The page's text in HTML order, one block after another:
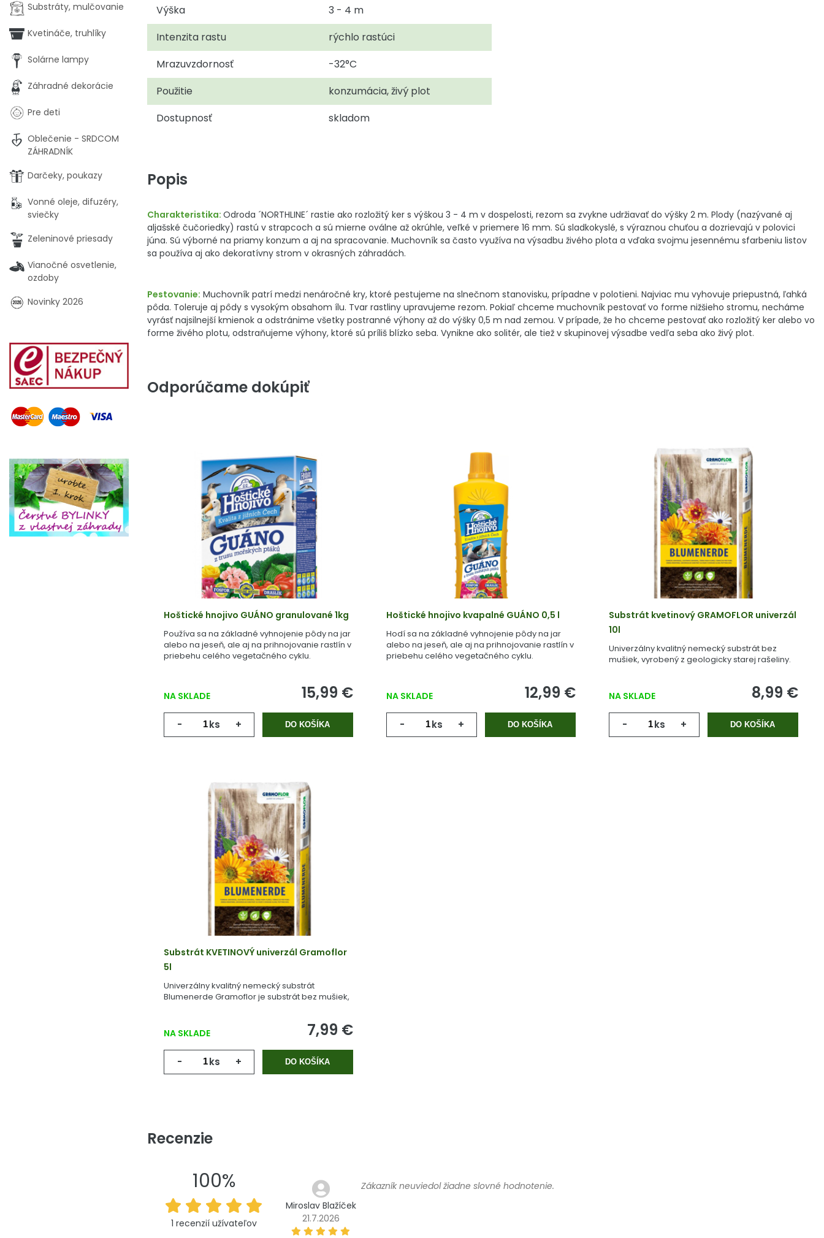
Výška
3 - 4 m
Intenzita rastu
rýchlo rastúci
Mrazuvzdornosť
-32°C
Použitie
konzumácia, živý plot
Dostupnosť
skladom
Popis
Charakteristika: Odroda ´NORTHLINE´ rastie ako rozložitý ker s výškou 3 - 4 m v dospelosti, rezom sa zvykne udržiavať do výšky 2 m. Plody (nazývané aj
aljašské čučoriedky) rastú v strapcoch a sú mierne oválne až okrúhle, veľké v priemere 16 mm. Sú sladkokyslé, s výraznou chuťou a dozrievajú v polovici
júna. Sú výborné na priamy konzum a aj na spracovanie. Muchovník sa často využíva na výsadbu živého plota a vďaka svojmu jesennému sfarbeniu listov
sa používa aj ako dekoratívny strom v okrasných záhradách.
Pestovanie: Muchovník patrí medzi nenáročné kry, ktoré pestujeme na slnečnom stanovisku, prípadne v polotieni. Najviac mu vyhovuje priepustná, ľahká
pôda. Toleruje aj pôdy s vysokým obsahom ílu. Tvar rastliny upravujeme rezom. Pokiaľ chceme muchovník pestovať vo forme nižšieho stromu, necháme
vyrásť najsilnejší kmienok a odstránime všetky postranné výhony až do výšky 0,5 m nad zemou. V prípade, že ho chceme pestovať ako rozložitý ker alebo vo
forme živého plotu, odstraňujeme výhony, ktoré sú príliš blízko seba. Vynikne ako solitér, ale tiež v skupinovej výsadbe vedľa seba ako živý plot.
Odporúčame dokúpiť
Hoštické hnojivo GUÁNO granulované 1kg
Používa sa na základné vyhnojenie pôdy na jar
alebo na jeseň, ale aj na prihnojovanie rastlín v
priebehu celého vegetačného cyklu.
NA SKLADE 15,99 €
- ks + DO KOŠÍKA
Hoštické hnojivo kvapalné GUÁNO 0,5 l
Hodí sa na základné vyhnojenie pôdy na jar
alebo na jeseň, ale aj na prihnojovanie rastlín v
priebehu celého vegetačného cyklu.
NA SKLADE 12,99 €
- ks + DO KOŠÍKA
Substrát kvetinový GRAMOFLOR univerzál
10l
Univerzálny kvalitný nemecký substrát bez
mušiek, vyrobený z geologicky starej rašeliny.
NA SKLADE 8,99 €
- ks + DO KOŠÍKA
Substrát KVETINOVÝ univerzál Gramoflor
5l
Univerzálny kvalitný nemecký substrát
Blumenerde Gramoflor je substrát bez mušiek,
NA SKLADE 7,99 €
- ks + DO KOŠÍKA
Recenzie
100%
1 recenzií užívateľov
Miroslav Blažíček
21.7.2026
Zákazník neuviedol žiadne slovné hodnotenie.
Substráty, mulčovanie
Kvetináče, truhlíky
Solárne lampy
Záhradné dekorácie
Pre deti
Oblečenie - SRDCOM
ZÁHRADNÍK
Darčeky, poukazy
Vonné oleje, difuzéry,
sviečky
Zeleninové priesady
Vianočné osvetlenie,
ozdoby
Novinky 2026